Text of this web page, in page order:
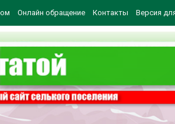
Онлайн обращение Контакты Версия